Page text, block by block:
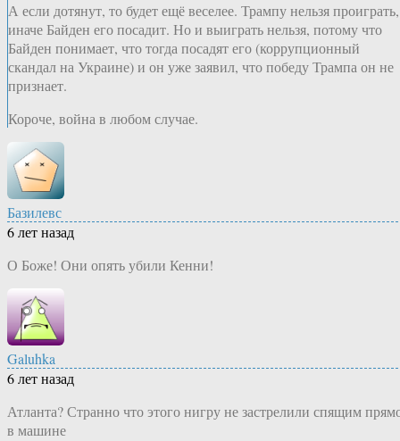
А если дотянут, то будет ещё веселее. Трампу нельзя проиграть,
иначе Байден его посадит. Но и выиграть нельзя, потому что
Байден понимает, что тогда посадят его (коррупционный
скандал на Украине) и он уже заявил, что победу Трампа он не
признает.
Короче, война в любом случае.
Базилевс
6 лет назад
О Боже! Они опять убили Кенни!
Galuhka
6 лет назад
Атланта? Странно что этого нигру не застрелили спящим
в машине